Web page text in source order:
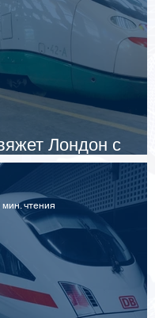
Лондон с
и Женевой
мин. чтения